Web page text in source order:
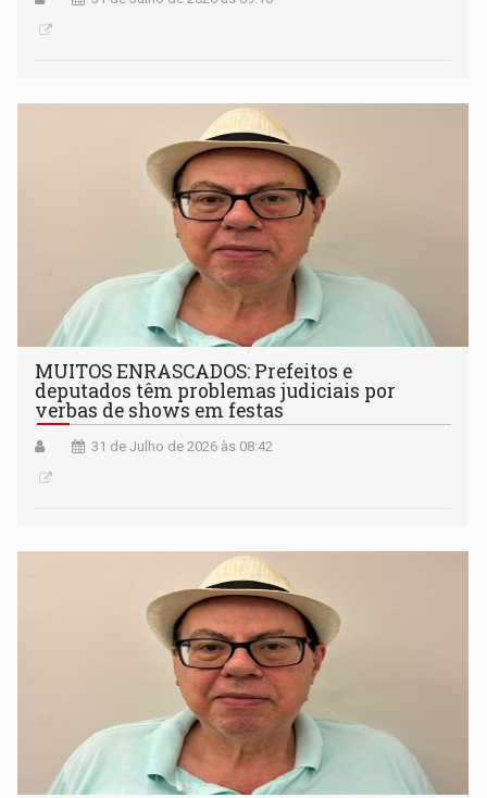
MUITOS ENRASCADOS: Prefeitos e
deputados têm problemas judiciais por
verbas de shows em festas
31 de Julho de 2026 às 08:42